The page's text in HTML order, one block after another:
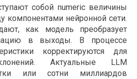
собой numeric величины
компонентами нейронной сети.
как модель преобразует
в выходы. В процессе
корректируются для
Актуальные LLM
или сотни миллиардов